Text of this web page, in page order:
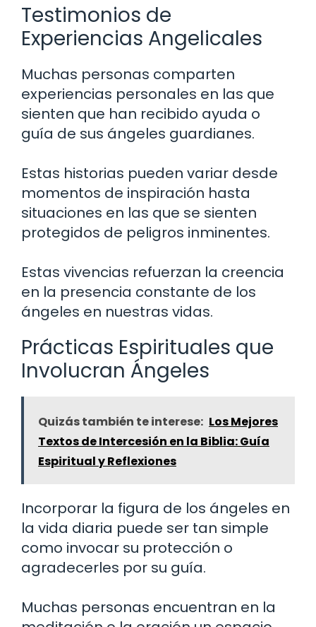
Testimonios de
Experiencias Angelicales
Muchas personas comparten
experiencias personales en las que
sienten que han recibido ayuda o
guía de sus ángeles guardianes.
Estas historias pueden variar desde
momentos de inspiración hasta
situaciones en las que se sienten
protegidos de peligros inminentes.
Estas vivencias refuerzan la creencia
en la presencia constante de los
ángeles en nuestras vidas.
Prácticas Espirituales que
Involucran Ángeles
Quizás también te interese: Los Mejores
Textos de Intercesión en la Biblia: Guía
Espiritual y Reflexiones
Incorporar la figura de los ángeles en
la vida diaria puede ser tan simple
como invocar su protección o
agradecerles por su guía.
Muchas personas encuentran en la